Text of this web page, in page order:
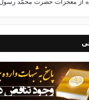
معجزات حضرت محمّد رسول